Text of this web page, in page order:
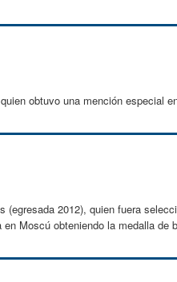
obtuvo una mención especial
(egresada 2012), quien fuera
Moscú obteniendo la medalla de